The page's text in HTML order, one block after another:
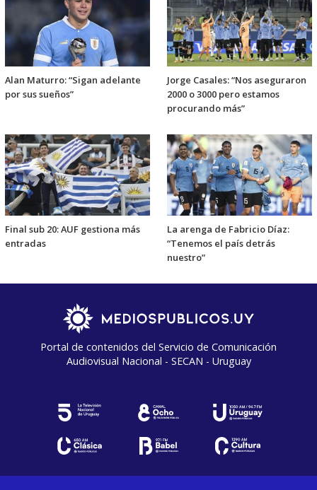
Alan Maturro: “Sigan adelante
por sus sueños”
Jorge Casales: “Nos aseguraron
2000 o 3000 pero estamos
procurando más”
Final sub 20: AUF gestiona más
entradas
La arenga de Fabricio Díaz:
“Tenemos el país detrás
nuestro”
Portal de contenidos del Servicio de Comunicación
Audiovisual Nacional - SECAN - Uruguay